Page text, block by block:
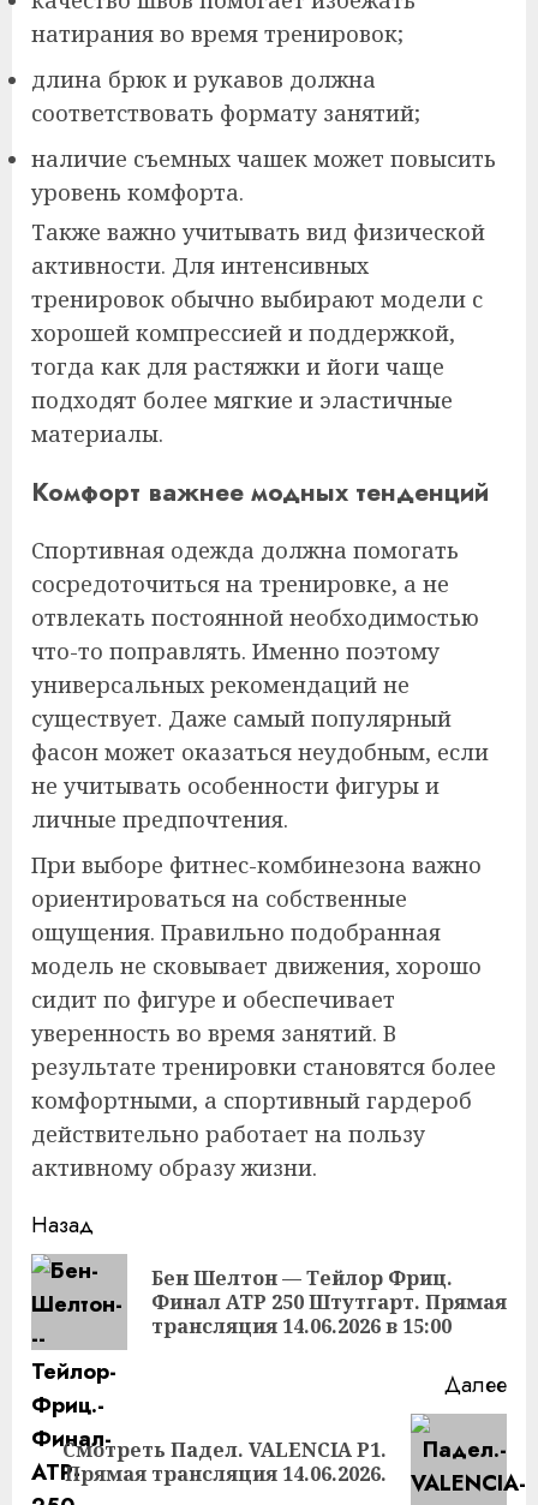
натирания во время тренировок;
длина брюк и рукавов должна
соответствовать формату занятий;
наличие съемных чашек может повысить
уровень комфорта.
Также важно учитывать вид физической
активности. Для интенсивных
тренировок обычно выбирают модели с
хорошей компрессией и поддержкой,
тогда как для растяжки и йоги чаще
подходят более мягкие и эластичные
материалы.
Комфорт важнее модных тенденций
Спортивная одежда должна помогать
сосредоточиться на тренировке, а не
отвлекать постоянной необходимостью
что-то поправлять. Именно поэтому
универсальных рекомендаций не
существует. Даже самый популярный
фасон может оказаться неудобным, если
не учитывать особенности фигуры и
личные предпочтения.
При выборе фитнес-комбинезона важно
ориентироваться на собственные
ощущения. Правильно подобранная
модель не сковывает движения, хорошо
сидит по фигуре и обеспечивает
уверенность во время занятий. В
результате тренировки становятся более
комфортными, а спортивный гардероб
действительно работает на пользу
активному образу жизни.
Продолжить
чтение
Назад
Бен Шелтон — Тейлор Фриц.
Финал ATP 250 Штутгарт. Прямая
трансляция 14.06.2026 в 15:00
Далее
Следующая
запись:
Смотреть Падел. VALENCIA P1.
Прямая трансляция 14.06.2026.